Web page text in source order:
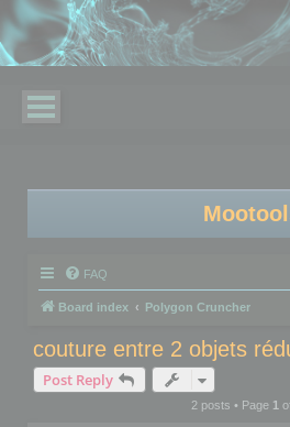
FAQ
Board index Polygon Cruncher
couture entre 2 objets
Post Reply
2 posts • Page 1